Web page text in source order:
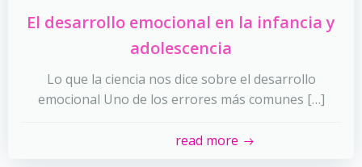
El desarrollo emocional en la infancia y
adolescencia
Lo que la ciencia nos dice sobre el desarrollo
emocional Uno de los errores más comunes […]
read more